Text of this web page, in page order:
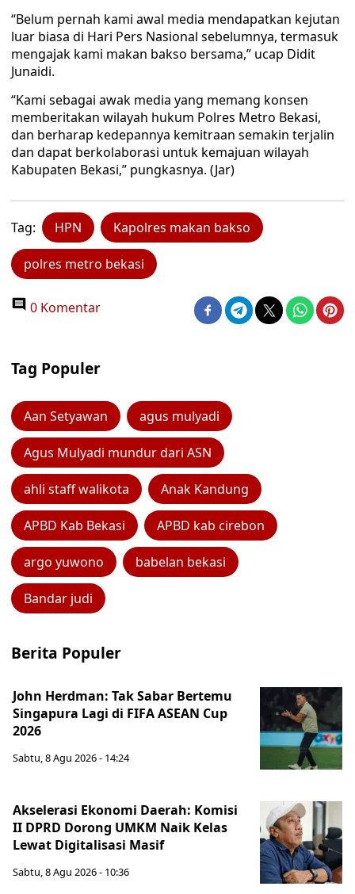
“Belum pernah kami awal media mendapatkan kejutan
luar biasa di Hari Pers Nasional sebelumnya, termasuk
mengajak kami makan bakso bersama,” ucap Didit
Junaidi.
“Kami sebagai awak media yang memang konsen
memberitakan wilayah hukum Polres Metro Bekasi,
dan berharap kedepannya kemitraan semakin terjalin
dan dapat berkolaborasi untuk kemajuan wilayah
Kabupaten Bekasi,” pungkasnya. (Jar)
Tag: HPN Kapolres makan bakso
polres metro bekasi
0 Komentar
Tag Populer
Aan Setyawan agus mulyadi
Agus Mulyadi mundur dari ASN
ahli staff walikota Anak Kandung
APBD Kab Bekasi APBD kab cirebon
argo yuwono babelan bekasi
Bandar judi
Berita Populer
John Herdman: Tak Sabar Bertemu
Singapura Lagi di FIFA ASEAN Cup
2026
Sabtu, 8 Agu 2026 - 14:24
Akselerasi Ekonomi Daerah: Komisi
II DPRD Dorong UMKM Naik Kelas
Lewat Digitalisasi Masif
Sabtu, 8 Agu 2026 - 10:36